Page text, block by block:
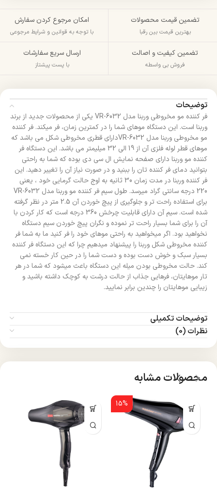
تضمین قیمت محصولات
بهترین قیمت بین رقبا
امکان مرجوع کردن سفارش
با توجه به قوانین و شرایط مرجوعی
تضمین کیفیت و اصالت
فروش بی واسطه
ارسال سریع سفارشات
با پست پیشتاز
توضیحات
فر کننده مو مخروطی وربنا مدل VR-6032 یکی از محصولات جدید از برند
وربنا است. این دستگاه موهای شما را در کمترین زمان، فر میکند. فر کننده
مو مخروطی وربنا مدل VR-6032دارای قطری مخروطی شکل می باشد که
موهای قطر لوله فلزی آن از 19 الی 32 میلیمتر می باشد. این دستگاه فر
کننده مو وربنا دارای صفحه نمایش ال سی دی بوده که شما به راحتی
بتوانید دمای فر کننده تان را ببنید و در صورت نیاز آن را تغییر دهید. این
فر کننده وربنا در مدت زمان 30 ثانیه به اوج حالت گرمایی خود ، یعنی
220 درجه سانتی گراد میرسد. طول سیم فر کننده مو وربنا مدل VR-6032
برای استفاده راحت تر و جلوگیری از پیچ خوردن آن 2.5 متر در نظر گرفته
شده است. سیم آن دارای قابلیت چرخش 360 درجه است که کار کردن با
آن را برای شما بسیار راحت تر نموده و نگران پیچ خوردن سیم دستگاه
نخواهید بود. اگر میخواهید به راحتی موهای خود را فر کنید ما به شما فر
کننده مخروطی شکل وربنا را پیشنهاد میدهیم چرا که این دستگاه فر کننده
بسیار سبک و خوش دست بوده و دست شما را در حین کار خسته نمی
کند. حالت مخروطی بودن میله این دستگاه باعث میشود که شما در هر
تار موهایتان، فرهایی جذاب از حالت درشت به کوچک داشته باشید و
زیبایی موهایتان را چندین برابر نمایید.
توضیحات تکمیلی
نظرات (0)
محصولات مشابه
15%